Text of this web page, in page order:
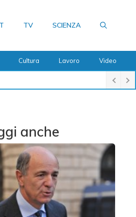
TV SCIENZA
Cultura Lavoro Video
anche